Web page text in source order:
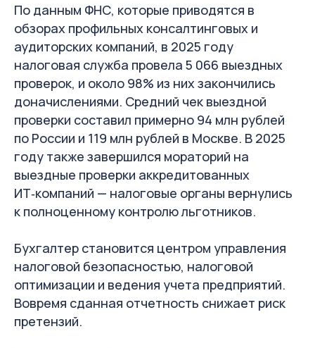
По данным ФНС, которые приводятся в
обзорах профильных консалтинговых и
аудиторских компаний, в 2025 году
налоговая служба провела 5 066 выездных
проверок, и около 98% из них закончились
доначислениями. Средний чек выездной
проверки составил примерно 94 млн рублей
по России и 119 млн рублей в Москве. В 2025
году также завершился мораторий на
выездные проверки аккредитованных
ИТ‑компаний — налоговые органы вернулись
к полноценному контролю льготников.
Бухгалтер становится центром управления
налоговой безопасностью, налоговой
оптимизации и ведения учета предприятий.
Вовремя сданная отчетность снижает риск
претензий.